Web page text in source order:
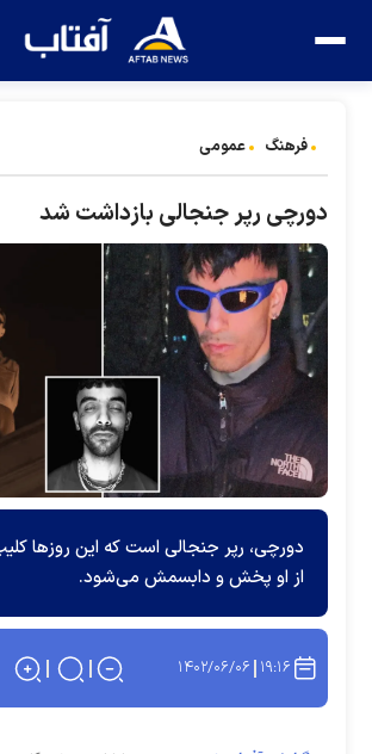
فرهنگ عمومی
دورچی رپر جنجالی بازداشت شد
دورچی، رپر جنجالی است که این روز‌ها
از او پخش و دابسمش می‌شود.
۱۹:۱۶ ۱۴۰۲/۰۶/۰۶